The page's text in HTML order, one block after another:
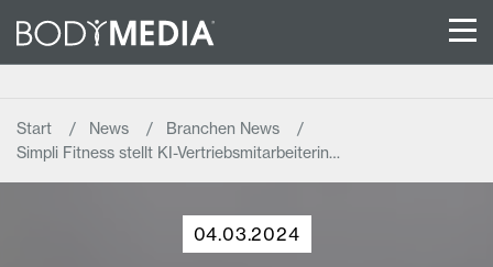
Start News
Branchen News
Simpli Fitness stellt KI-Vertriebsmitarbeiterin…
04.03.2024